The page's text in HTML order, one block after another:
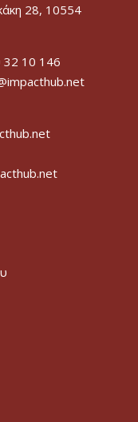
28, 10554
32 10 146